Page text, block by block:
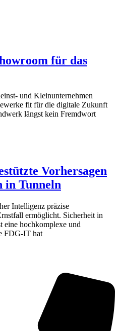
für das
und Kleinunternehmen
fit für die digitale Zukunft
längst kein Fremdwort
Vorhersagen
in Tunneln
Intelligenz präzise
ermöglicht. Sicherheit in
eine hochkomplexe und
FDG-IT hat